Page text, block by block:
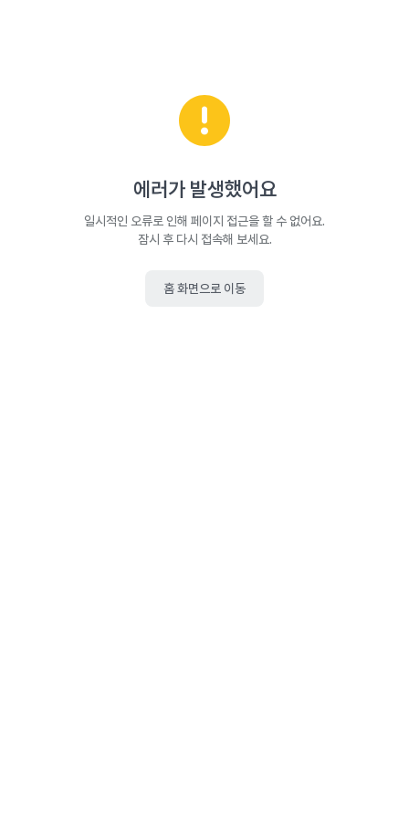
에러가 발생했어요
일시적인 오류로 인해 페이지 접근을 할 수 없어요.
잠시 후 다시 접속해 보세요.
홈 화면으로 이동